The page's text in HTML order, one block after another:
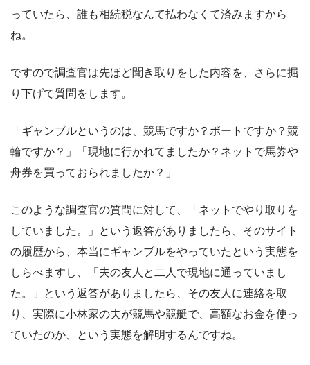
っていたら、誰も相続税なんて払わなくて済みますから
ね。
ですので調査官は先ほど聞き取りをした内容を、さらに掘
り下げて質問をします。
「ギャンブルというのは、競馬ですか？ボートですか？競
輪ですか？」「現地に行かれてましたか？ネットで馬券や
舟券を買っておられましたか？」
このような調査官の質問に対して、「ネットでやり取りを
していました。」という返答がありましたら、そのサイト
の履歴から、本当にギャンブルをやっていたという実態を
しらべますし、「夫の友人と二人で現地に通っていまし
た。」という返答がありましたら、その友人に連絡を取
り、実際に小林家の夫が競馬や競艇で、高額なお金を使っ
ていたのか、という実態を解明するんですね。